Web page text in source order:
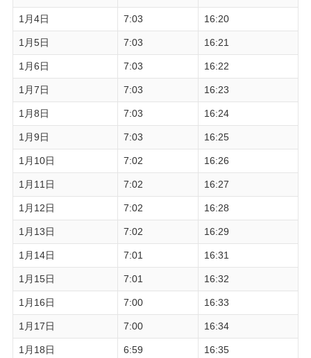
1月4日 7:03 16:20
1月5日 7:03 16:21
1月6日 7:03 16:22
1月7日 7:03 16:23
1月8日 7:03 16:24
1月9日 7:03 16:25
1月10日 7:02 16:26
1月11日 7:02 16:27
1月12日 7:02 16:28
1月13日 7:02 16:29
1月14日 7:01 16:31
1月15日 7:01 16:32
1月16日 7:00 16:33
1月17日 7:00 16:34
1月18日 6:59 16:35